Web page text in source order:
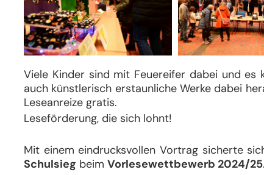
Viele Kinder sind mit Feuereifer dabei und es
auch künstlerisch erstaunliche Werke dabei
Leseanreize gratis.
Leseförderung, die sich lohnt!
Mit einem eindrucksvollen Vortrag sicherte
Schulsieg beim Vorlesewettbewerb 2024/25.